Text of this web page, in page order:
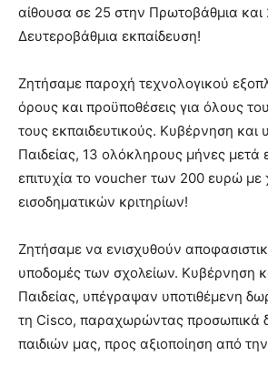
αίθουσα σε 25 στην Πρωτοβάθμια και
Δευτεροβάθμια εκπαίδευση!
Ζητήσαμε παροχή τεχνολογικού
όρους και προϋποθέσεις για όλους
τους εκπαιδευτικούς. Κυβέρνηση και
Παιδείας, 13 ολόκληρους μήνες μετά
επιτυχία το voucher των 200 ευρώ με
εισοδηματικών κριτηρίων!
Ζητήσαμε να ενισχυθούν
υποδομές των σχολείων. Κυβέρνηση
Παιδείας, υπέγραψαν υποτιθέμενη
τη Cisco, παραχωρώντας προσωπικά
παιδιών μας, προς αξιοποίηση από την